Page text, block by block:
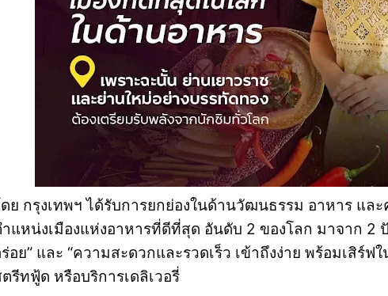
ย กรุงเทพฯ ได้รับการยกย่องในด้านวัฒนธรรม อาหาร แล
แหน่งเมืองแห่งอาหารที่ดีที่สุด อันดับ 2 ของโลก มาจาก 2
อย” และ “ความสะดวกและรวดเร็ว เข้าถึงง่าย พร้อมเสิร์
รีทฟู้ด หรือบริการเดลิเวอรี่